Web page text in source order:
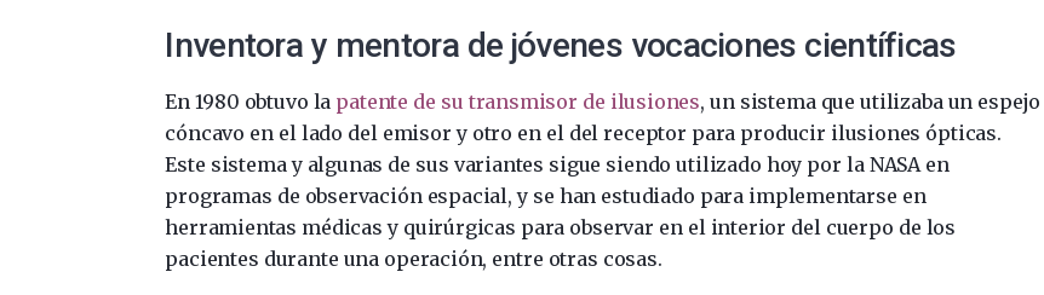
Inventora y mentora de jóvenes vocaciones científicas
En 1980 obtuvo la patente de su transmisor de ilusiones, un sistema que utilizaba un espejo
cóncavo en el lado del emisor y otro en el del receptor para producir ilusiones ópticas.
Este sistema y algunas de sus variantes sigue siendo utilizado hoy por la NASA en
programas de observación espacial, y se han estudiado para implementarse en
herramientas médicas y quirúrgicas para observar en el interior del cuerpo de los
pacientes durante una operación, entre otras cosas.